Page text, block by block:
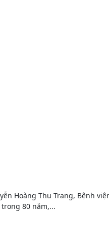
Hoàng Thu Trang, Bệnh
80 năm,...